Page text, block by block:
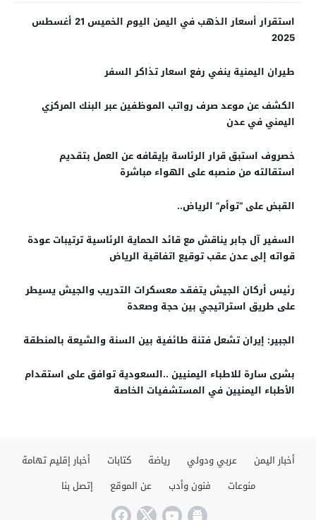
استقرار أسعار الذهب في اليمن اليوم الخميس 21 أغسطس
2025
طيران اليمنية ينفي رفع اسعار تذاكر السفر
الكشف عن موعد صرف رواتب الموظفين عبر البنك المركزي
اليمني في عدن
خصروف استبق قرار الرئاسة بإيقافه عن العمل بتقديم
استقالته من منصبه على الهواء مباشرة
القبض على “توأم” الرياض..
السفير آل جابر يناقش مع قائد الحماية الرئاسية ترتيبات عودة
قواته إلى عدن عقب توقيع اتفاقية الرياض
رئيس أركان الجيش يتفقد معسكرات التدريب والجيش يسيطر
على طريق استراتيجي بين حجة وصعدة
الجبير: إيران تشعل فتنة طائفية بين السنة والشيعة بالمنطقة
بشرى سارة للاطباء اليمنيين ..السعودية توافق على استقدام
الأطباء اليمنيين في المستشفيات الخاصة
أخبار اليمن عربي ودولي رياضة كتابات
أخبار إقليم تهامة
منوعات
فنون وأدب عن الموقع إتصل بنا